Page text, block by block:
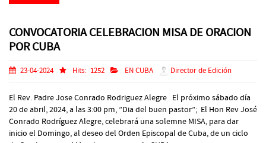
CONVOCATORIA CELEBRACION MISA DE ORACION
POR CUBA
23-04-2024 Hits: 1252 EN CUBA Director de Edición
El Rev. Padre Jose Conrado Rodriguez Alegre El próximo sábado día
20 de abril, 2024, a las 3:00 pm, ”Dia del buen pastor”; El Hon Rev José
Conrado Rodríguez Alegre, celebrará una solemne MISA, para dar
inicio el Domingo, al deseo del Orden Episcopal de Cuba, de un ciclo